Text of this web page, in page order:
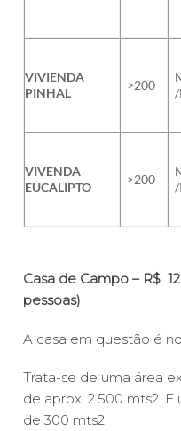
VIVIENDA
PINHAL
>200
/
VIVENDA
EUCALIPTO
>200
/
Casa de Campo – R$
pessoas)
A casa em questão é
Trata-se de uma área
de aprox. 2.500 mts2.
de 300 mts2.